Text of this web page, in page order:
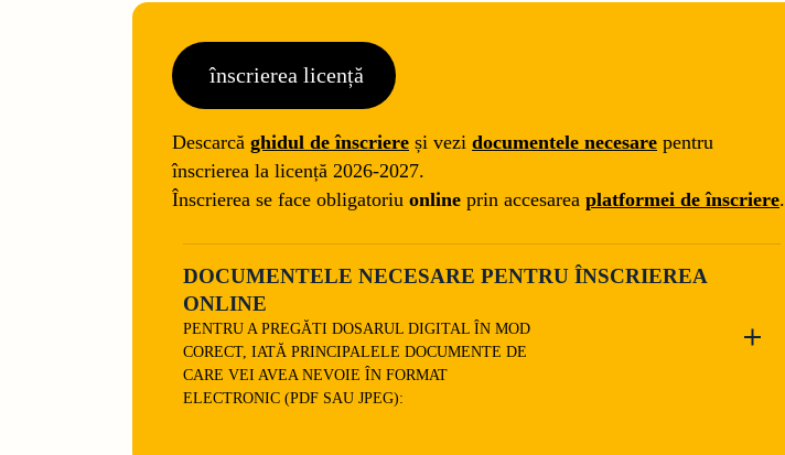
înscrierea licență
Descarcă ghidul de înscriere și vezi documentele necesare pentru
înscrierea la licență 2026-2027.
Înscrierea se face obligatoriu online prin accesarea platformei de înscriere.
DOCUMENTELE NECESARE PENTRU ÎNSCRIEREA
ONLINE
PENTRU A PREGĂTI DOSARUL DIGITAL ÎN MOD
CORECT, IATĂ PRINCIPALELE DOCUMENTE DE
CARE VEI AVEA NEVOIE ÎN FORMAT
ELECTRONIC (PDF SAU JPEG):